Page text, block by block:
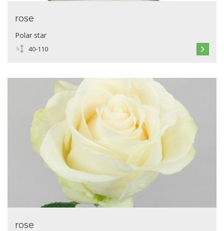
rose
Polar star
40-110
rose